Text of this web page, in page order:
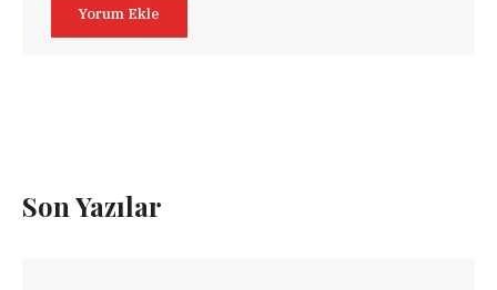
Son Yazılar